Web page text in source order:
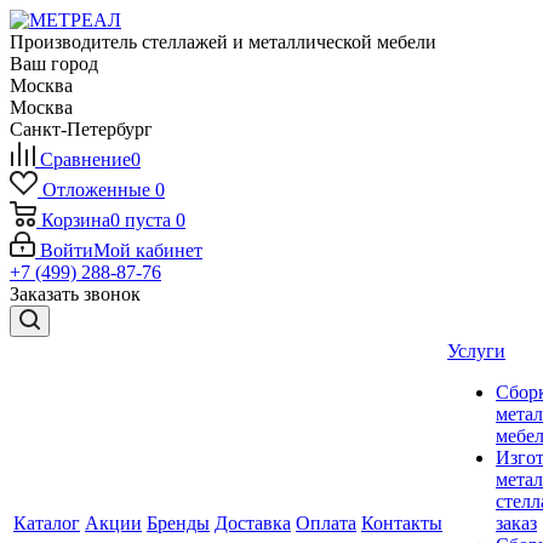
Производитель стеллажей и металлической мебели
Ваш город
Москва
Москва
Санкт-Петербург
Сравнение0
Отложенные 0
Корзина0 пуста 0
ВойтиМой кабинет
+7 (499) 288-87-76
Заказать звонок
Каталог Акции Бренды Доставка Оплата Контакты
Услуги
заказ